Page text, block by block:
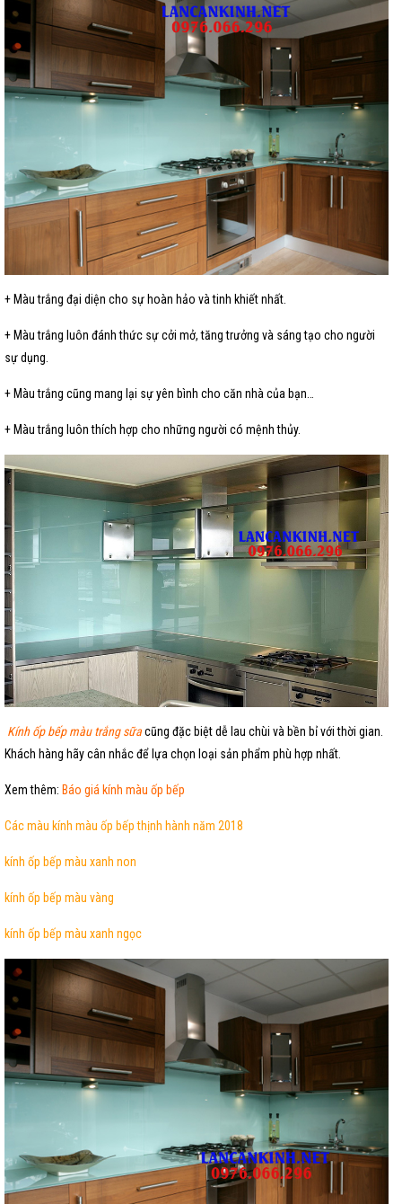
+ Màu trắng đại diện cho sự hoàn hảo và tinh khiết nhất.
+ Màu trắng luôn đánh thức sự cởi mở, tăng trưởng và sáng tạo cho người
sự dụng.
+ Màu trắng cũng mang lại sự yên bình cho căn nhà của bạn…
+ Màu trắng luôn thích hợp cho những người có mệnh thủy.
Kính ốp bếp màu trắng sữacũng đặc biệt dễ lau chùi và bền bỉ với thời gian.
Khách hàng hãy cân nhắc để lựa chọn loại sản phẩm phù hợp nhất.
Xem thêm: Báo giá kính màu ốp bếp
Các màu kính màu ốp bếp thịnh hành năm 2018
kính ốp bếp màu xanh non
kính ốp bếp màu vàng
kính ốp bếp màu xanh ngọc